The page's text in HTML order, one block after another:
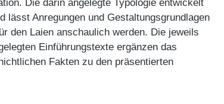
Die darin angelegte Typologie entwickelt
lässt Anregungen und Gestaltungsgrundlagen
den Laien anschaulich werden. Die jeweils
Einführungstexte ergänzen das
Fakten zu den präsentierten